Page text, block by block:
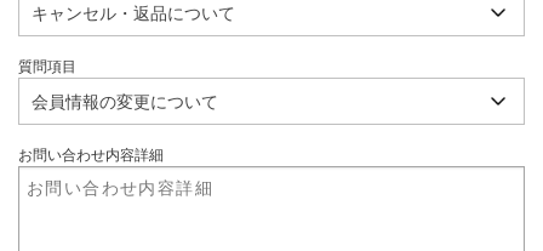
質問項目
お問い合わせ内容詳細